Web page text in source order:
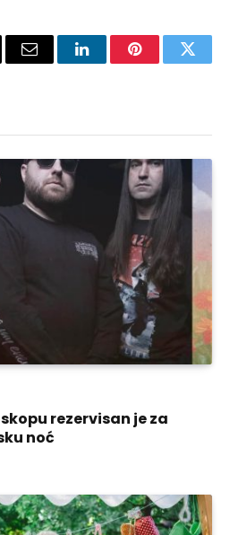
Email LinkedInPinterest
rezervisan je za
noć